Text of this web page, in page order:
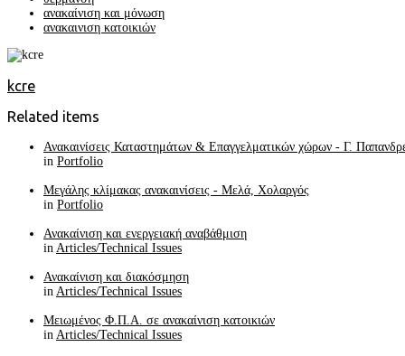
ανακαίνιση και μόνωση
ανακαινιση κατοικιών
kcre
Related items
Ανακαινίσεις Καταστημάτων & Επαγγελματικών χώρων - Γ.
in Portfolio
Μεγάλης κλίμακας ανακαινίσεις - Μελά, Χολαργός
in Portfolio
Ανακαίνιση και ενεργειακή αναβάθμιση
in Articles/Technical Issues
Ανακαίνιση και διακόσμηση
in Articles/Technical Issues
Μειωμένος Φ.Π.Α. σε ανακαίνιση κατοικιών
in Articles/Technical Issues